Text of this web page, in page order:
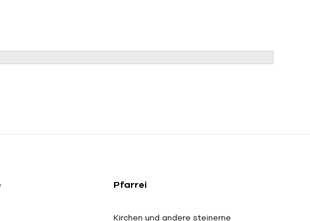
Pfarrei
Kirchen und andere steinerne